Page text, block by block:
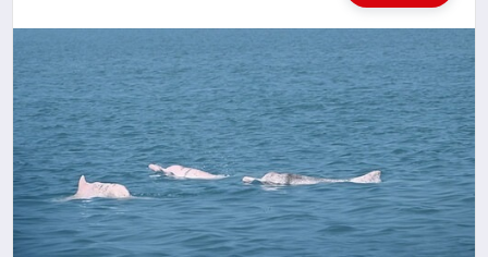
YEREL HABERLER
GÜNDEM